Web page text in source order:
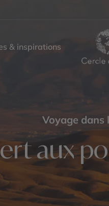
& inspirations
Voyage dans
aux